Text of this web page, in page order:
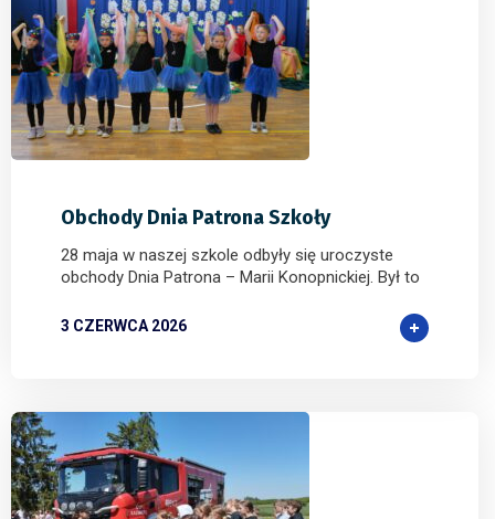
0 0 0
Obchody Dnia Patrona Szkoły
28 maja w naszej szkole odbyły się uroczyste
obchody Dnia Patrona – Marii Konopnickiej. Był to
3 CZERWCA 2026